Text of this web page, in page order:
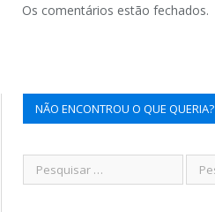
Os comentários estão fechados.
NÃO ENCONTROU O QUE QUERIA?